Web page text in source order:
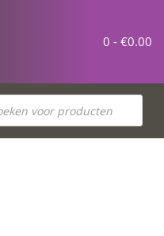
0 - €0.00